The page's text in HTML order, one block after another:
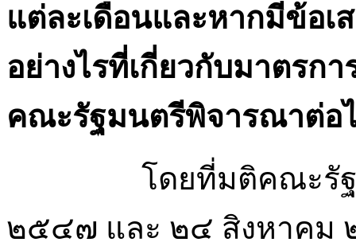
แต่ละเดือนและหากมีข้อ
อย่างไรที่เกี่ยวกับมาตรก
คณะรัฐมนตรีพิจารณาต่อ
โดยที่มติคณะรัฐมน
๒๕๔๗ และ ๒๔ สิงหาคม